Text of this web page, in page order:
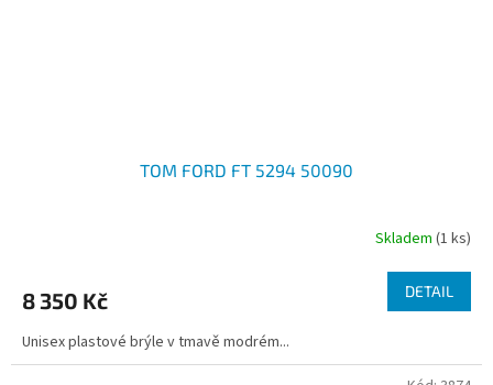
TOM FORD FT 5294 50090
Skladem (1 ks)
8 350 Kč DETAIL
Unisex plastové brýle v tmavě modrém...